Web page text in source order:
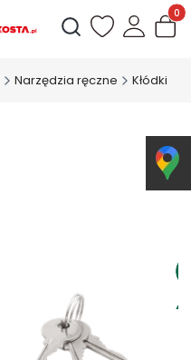
Otwórz wyszukiwarkę
Narzędzia ręczne Kłódki